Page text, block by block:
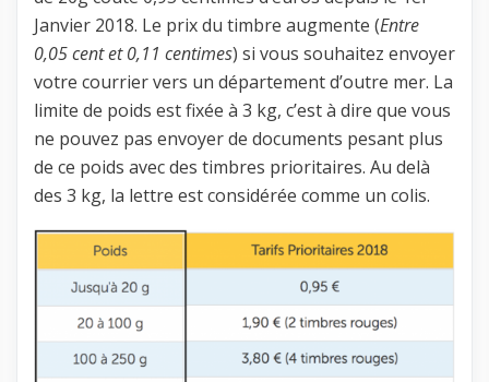
Janvier 2018. Le prix du timbre augmente (Entre
0,05 cent et 0,11 centimes) si vous souhaitez envoyer
votre courrier vers un département d’outre mer. La
limite de poids est fixée à 3 kg, c’est à dire que vous
ne pouvez pas envoyer de documents pesant plus
de ce poids avec des timbres prioritaires. Au delà
des 3 kg, la lettre est considérée comme un colis.